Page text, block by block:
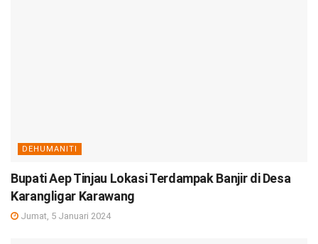
DEHUMANITI
Bupati Aep Tinjau Lokasi Terdampak Banjir di Desa
Karangligar Karawang
Jumat, 5 Januari 2024